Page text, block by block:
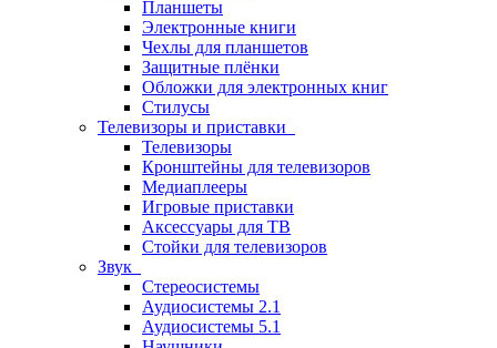
Планшеты
Электронные книги
Чехлы для планшетов
Защитные плёнки
Обложки для электронных книг
Стилусы
Телевизоры и приставки
Телевизоры
Кронштейны для телевизоров
Медиаплееры
Игровые приставки
Аксессуары для ТВ
Стойки для телевизоров
Звук
Стереосистемы
Аудиосистемы 2.1
Аудиосистемы 5.1